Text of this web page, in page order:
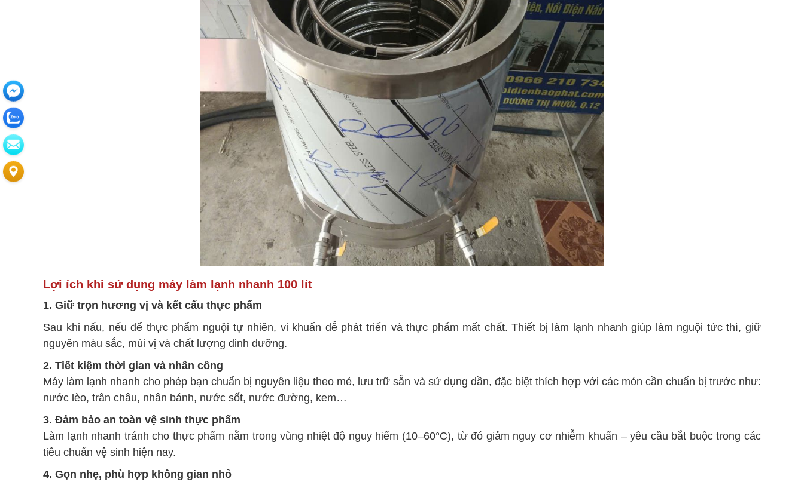
Lợi ích khi sử dụng máy làm lạnh nhanh 100 lít
1. Giữ trọn hương vị và kết cấu thực phẩm
Sau khi nấu, nếu để thực phẩm nguội tự nhiên, vi khuẩn dễ phát triển và thực phẩm mất chất. Thiết bị làm lạnh nhanh giúp làm nguội tức thì, giữ
nguyên màu sắc, mùi vị và chất lượng dinh dưỡng.
2. Tiết kiệm thời gian và nhân công
Máy làm lạnh nhanh cho phép bạn chuẩn bị nguyên liệu theo mẻ, lưu trữ sẵn và sử dụng dần, đặc biệt thích hợp với các món cần chuẩn bị trước như:
nước lèo, trân châu, nhân bánh, nước sốt, nước đường, kem…
3. Đảm bảo an toàn vệ sinh thực phẩm
Làm lạnh nhanh tránh cho thực phẩm nằm trong vùng nhiệt độ nguy hiểm (10–60°C), từ đó giảm nguy cơ nhiễm khuẩn – yêu cầu bắt buộc trong các
tiêu chuẩn vệ sinh hiện nay.
4. Gọn nhẹ, phù hợp không gian nhỏ